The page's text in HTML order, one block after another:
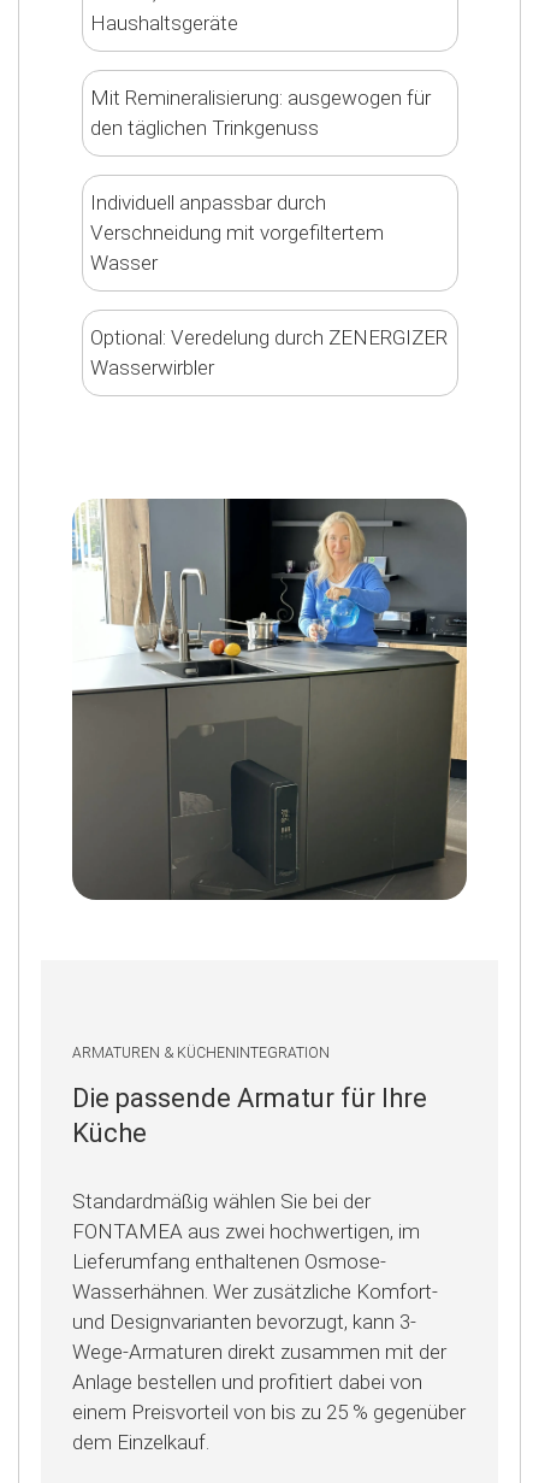
Haushaltsgeräte
Mit Remineralisierung: ausgewogen für
den täglichen Trinkgenuss
Individuell anpassbar durch
Verschneidung mit vorgefiltertem
Wasser
Optional: Veredelung durch ZENERGIZER
Wasserwirbler
ARMATUREN & KÜCHENINTEGRATION
Die passende Armatur für Ihre
Küche
Standardmäßig wählen Sie bei der
FONTAMEA aus zwei hochwertigen, im
Lieferumfang enthaltenen Osmose-
Wasserhähnen. Wer zusätzliche Komfort-
und Designvarianten bevorzugt, kann 3-
Wege-Armaturen direkt zusammen mit der
Anlage bestellen und profitiert dabei von
einem Preisvorteil von bis zu 25 % gegenüber
dem Einzelkauf.